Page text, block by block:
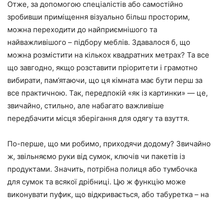
Отже, за допомогою спеціалістів або самостійно
зробивши приміщення візуально більш просторим,
можна переходити до найприємнішого та
найважливішого – підбору меблів. Здавалося б, що
можна розмістити на кількох квадратних метрах? Та все
що завгодно, якщо розставити пріоритети і грамотно
вибирати, пам’ятаючи, що ця кімната має бути перш за
все практичною. Так, передпокій «як із картинки» — це,
звичайно, стильно, але набагато важливіше
передбачити місця зберігання для одягу та взуття.
По-перше, що ми робимо, приходячи додому? Звичайно
ж, звільняємо руки від сумок, ключів чи пакетів із
продуктами. Значить, потрібна полиця або тумбочка
для сумок та всякої дрібниці. Цю ж функцію може
виконувати пуфик, що відкривається, або табуретка – на